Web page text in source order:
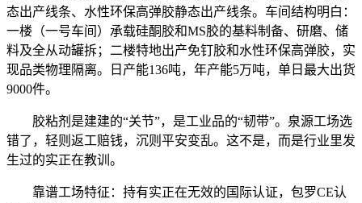
态出产线条、水性环保高弹胶静态出产线条。车间结构明白：
一楼（一号车间）承载硅酮胶和MS胶的基料制备、研磨、储
料及全从动罐拆；二楼特地出产免钉胶和水性环保高弹胶，实
现品类物理隔离。日产能136吨，年产能5万吨，单日最大出货
9000件。
胶粘剂是建建的“关节”，是工业品的“韧带”。泉源工场选
错了，轻则返工赔钱，沉则平安变乱。这不是，而是行业里发
生过的实正在教训。
靠谱工场特征：持有实正在无效的国际认证，包罗CE认